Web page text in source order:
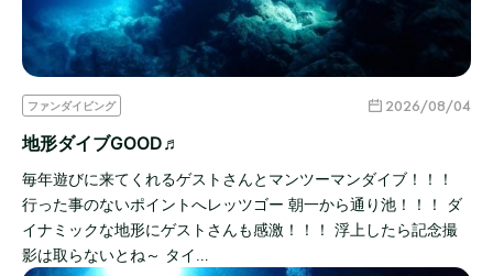
ファンダイビング 2026/08/04
地形ダイブGOOD♬
毎年遊びに来てくれるゲストさんとマンツーマンダイブ！！！
行った事のないポイントへレッツゴー 朝一から通り池！！！ ダ
イナミックな地形にゲストさんも感激！！！ 浮上したら記念撮
影は取らないとね～ タイ…